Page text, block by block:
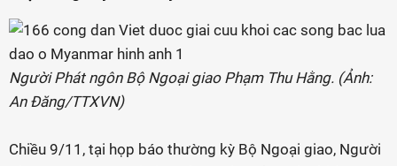
Người Phát ngôn Bộ Ngoại giao Phạm Thu Hằng. (Ảnh:
An Đăng/TTXVN)
Chiều 9/11, tại họp báo thường kỳ Bộ Ngoại giao, Người